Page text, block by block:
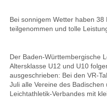
Bei sonnigem Wetter haben
teilgenommen und tolle
Der Baden-Württembergische
Altersklasse U12 und U10
ausgeschrieben: Bei den VR-
Juli alle Vereine des
Leichtathletik-Verbandes mit